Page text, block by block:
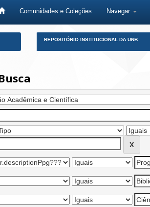
Comunidades e Coleções Navegar
REPOSITÓRIO INSTITUCIONAL DA UNB